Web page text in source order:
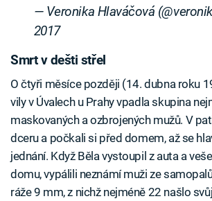
— Veronika Hlaváčová
2017
Smrt v dešti střel
O čtyři měsíce později (14. dubna roku
vily v Úvalech u Prahy vpadla skupina
maskovaných a ozbrojených mužů. V
dceru a počkali si před domem, až se
jednání. Když Běla vystoupil z auta a
domu, vypálili neznámí muži ze
ráže 9 mm, z nichž nejméně 22 našlo